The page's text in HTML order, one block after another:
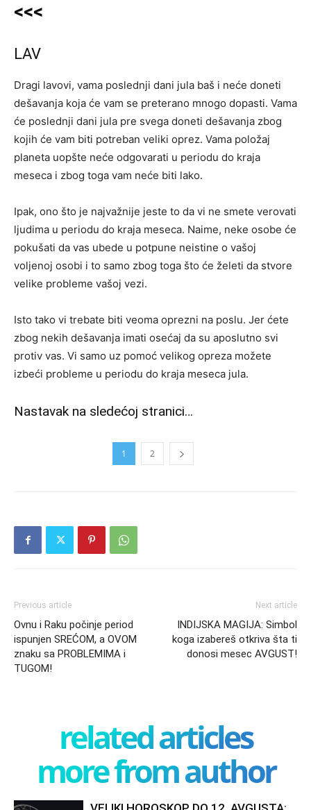
<<<
LAV
Dragi lavovi, vama poslednji dani jula baš i neće doneti
dešavanja koja će vam se preterano mnogo dopasti. Vama
će poslednji dani jula pre svega doneti dešavanja zbog
kojih će vam biti potreban veliki oprez. Vama položaj
planeta uopšte neće odgovarati u periodu do kraja
meseca i zbog toga vam neće biti lako.
Ipak, ono što je najvažnije jeste to da vi ne smete verovati
ljudima u periodu do kraja meseca. Naime, neke osobe će
pokušati da vas ubede u potpune neistine o vašoj
voljenoj osobi i to samo zbog toga što će želeti da stvore
velike probleme vašoj vezi.
Isto tako vi trebate biti veoma oprezni na poslu. Jer ćete
zbog nekih dešavanja imati osećaj da su aposlutno svi
protiv vas. Vi samo uz pomoć velikog opreza možete
izbeći probleme u periodu do kraja meseca jula.
Nastavak na sledećoj stranici…
1 2
Previous article
Ovnu i Raku počinje period
ispunjen SREĆOM, a OVOM
znaku sa PROBLEMIMA i
TUGOM!
Next article
INDIJSKA MAGIJA: Simbol
koga izabereš otkriva šta ti
donosi mesec AVGUST!
related articles
more from author